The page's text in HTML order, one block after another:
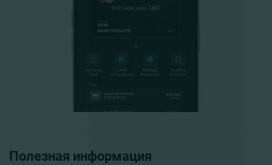
Полезная информация